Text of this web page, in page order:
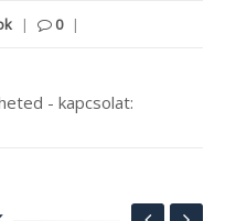
| 0 |
- kapcsolat: